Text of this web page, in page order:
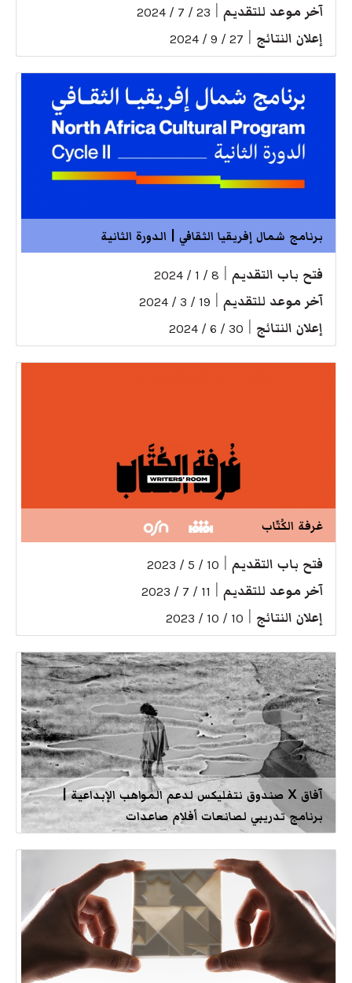
آخر موعد للتقديم 23 / 7 / 2024
إعلان النتائج 27 / 9 / 2024
برنامج شمال إفريقيا الثقافي | الدورة الثانية
فتح باب التقديم 8 / 1 / 2024
آخر موعد للتقديم 19 / 3 / 2024
إعلان النتائج 30 / 6 / 2024
غرفة الكُتّاب
فتح باب التقديم 10 / 5 / 2023
آخر موعد للتقديم 11 / 7 / 2023
إعلان النتائج 10 / 10 / 2023
آفاق X صندوق نتفليكس لدعم المواهب الإبداعية |
برنامج تدريبي لصانعات أفلام صاعدات